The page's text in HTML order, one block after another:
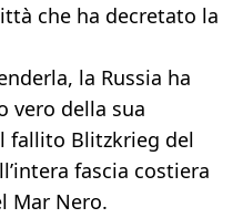
che ha decretato la
la Russia ha
vero della sua
fallito Blitzkrieg del
fascia costiera
Mar Nero.